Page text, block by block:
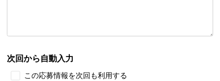
次回から自動入力
この応募情報を次回も利用する